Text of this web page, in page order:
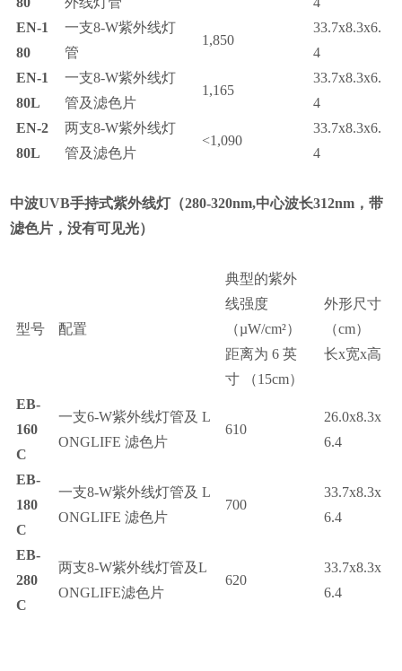
EN-1
80
一支8-W紫外线灯
管
1,850
33.7x8.3x6.
4
EN-1
80L
一支8-W紫外线灯
管及滤色片
1,165
33.7x8.3x6.
4
EN-2
80L
两支8-W紫外线灯
管及滤色片
<1,090
33.7x8.3x6.
4
中波UVB手持式紫外线灯（280-320nm,中心波长312nm ，带
滤色片，没有可见光）
型号 配置
典型的紫外
线强度
（µW/cm²）
距离为6英
寸
（15cm）
外形尺寸
（cm）
长x宽x高
EB-
160
C
一支6-W紫外线灯管及L
ONGLIFE滤色片
610
26.0x8.3x
6.4
EB-
180
C
一支8-W紫外线灯管及L
ONGLIFE滤色片
700
33.7x8.3x
6.4
EB-
280
C
两支8-W紫外线灯管及L
ONGLIFE滤色片
620
33.7x8.3x
6.4